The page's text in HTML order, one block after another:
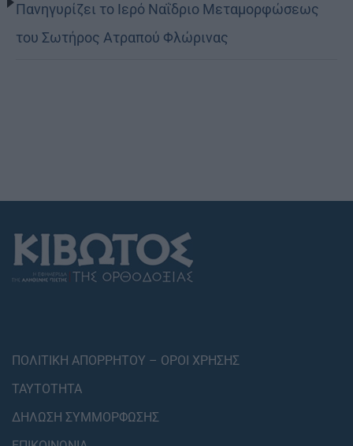
Πανηγυρίζει το Ιερό Ναΐδριο Μεταμορφώσεως
του Σωτήρος Ατραπού Φλώρινας
ΠΟΛΙΤΙΚΗ ΑΠΟΡΡΗΤΟΥ – ΟΡΟΙ ΧΡΗΣΗΣ
ΤΑΥΤΟΤΗΤΑ
ΔΗΛΩΣΗ ΣΥΜΜΟΡΦΩΣΗΣ